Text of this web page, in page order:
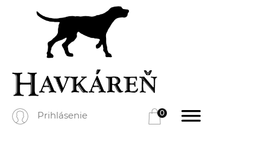
Prihlásenie 0